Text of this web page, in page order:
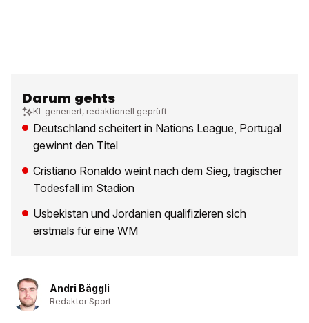
Darum gehts
KI-generiert, redaktionell geprüft
Deutschland scheitert in Nations League, Portugal
gewinnt den Titel
Cristiano Ronaldo weint nach dem Sieg, tragischer
Todesfall im Stadion
Usbekistan und Jordanien qualifizieren sich
erstmals für eine WM
Andri Bäggli
Redaktor Sport